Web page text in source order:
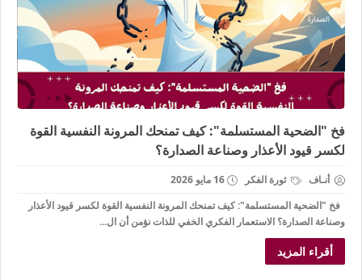
فخ "الضحية المستسلمة": كيف تمنحك المرونة النفسية القوة
لكسر قيود الأعذار وصناعة الصدارة؟
أنـاف ثورة الفكر
16 مايو 2026
فخ "الضحية المستسلمة": كيف تمنحك المرونة النفسية القوة لكسر قيود الأعذار
وصناعة الصدارة؟ الاستعمار الفكري الخفي للذات نؤمن أن ال...
أقراء المزيد